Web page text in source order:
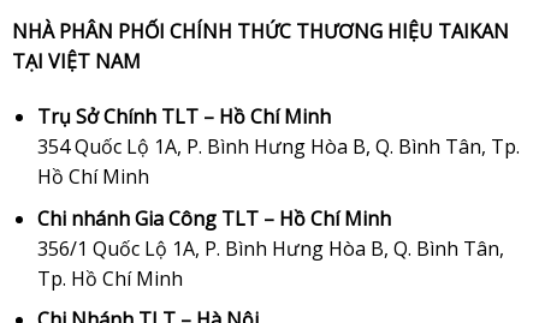
NHÀ PHÂN PHỐI CHÍNH THỨC THƯƠNG HIỆU TAIKAN
TẠI VIỆT NAM
Trụ Sở Chính TLT – Hồ Chí Minh
354 Quốc Lộ 1A, P. Bình Hưng Hòa B, Q. Bình Tân, Tp.
Hồ Chí Minh
Chi nhánh Gia Công TLT – Hồ Chí Minh
356/1 Quốc Lộ 1A, P. Bình Hưng Hòa B, Q. Bình Tân,
Tp. Hồ Chí Minh